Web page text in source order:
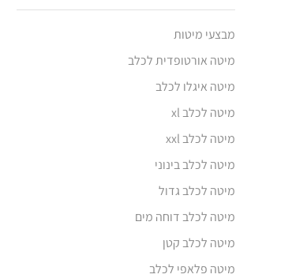
מבצעי מיטות
מיטה אורטופדית לכלב
מיטה איגלו לכלב
מיטה לכלב xl
מיטה לכלב xxl
מיטה לכלב בינוני
מיטה לכלב גדול
מיטה לכלב דוחה מים
מיטה לכלב קטן
מיטה פלאפי לכלב